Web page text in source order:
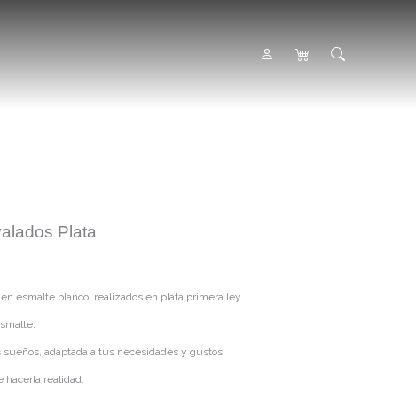
Plata
esmalte blanco, realizados en plata primera ley.
adaptada a tus necesidades y gustos.
hacerla realidad.